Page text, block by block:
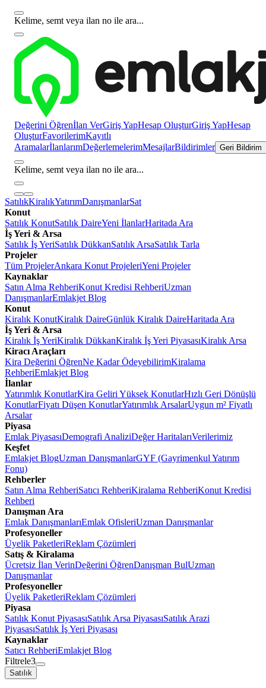
Kelime, semt veya ilan no ile ara...
Değerini Öğrenİlan VerGiriş YapHesap OluşturGiriş YapHesap
OluşturFavorilerimKayıtlı
AramalarİlanlarımDeğerlemelerimMesajlarBildirimler Geri Bildirim
Kelime, semt veya ilan no ile ara...
SatılıkKiralıkYatırımDanışmanlarSat
Konut
Satılık KonutSatılık DaireYeni İlanlarHaritada Ara
İş Yeri & Arsa
Satılık İş YeriSatılık DükkanSatılık ArsaSatılık Tarla
Projeler
Tüm ProjelerAnkara Konut ProjeleriYeni Projeler
Kaynaklar
Satın Alma RehberiKonut Kredisi RehberiUzman
DanışmanlarEmlakjet Blog
Konut
Kiralık KonutKiralık DaireGünlük Kiralık DaireHaritada Ara
İş Yeri & Arsa
Kiralık İş YeriKiralık DükkanKiralık İş Yeri PiyasasıKiralık Arsa
Kiracı Araçları
Kira Değerini ÖğrenNe Kadar ÖdeyebilirimKiralama
RehberiEmlakjet Blog
İlanlar
Yatırımlık KonutlarKira Geliri Yüksek KonutlarHızlı Geri Dönüşlü
KonutlarFiyatı Düşen KonutlarYatırımlık ArsalarUygun m² Fiyatlı
Arsalar
Piyasa
Emlak PiyasasıDemografi AnaliziDeğer HaritalarıVerilerimiz
Keşfet
Emlakjet BlogUzman DanışmanlarGYF (Gayrimenkul Yatırım
Fonu)
Rehberler
Satın Alma RehberiSatıcı RehberiKiralama RehberiKonut Kredisi
Rehberi
Danışman Ara
Emlak DanışmanlarıEmlak OfisleriUzman Danışmanlar
Profesyoneller
Üyelik PaketleriReklam Çözümleri
Satış & Kiralama
Ücretsiz İlan VerinDeğerini ÖğrenDanışman BulUzman
Danışmanlar
Profesyoneller
Üyelik PaketleriReklam Çözümleri
Piyasa
Satılık Konut PiyasasıSatılık Arsa PiyasasıSatılık Arazi
PiyasasıSatılık İş Yeri Piyasası
Kaynaklar
Satıcı RehberiEmlakjet Blog
Filtrele3
Satılık